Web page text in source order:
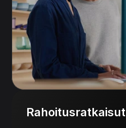
Rahoitusratkaisut